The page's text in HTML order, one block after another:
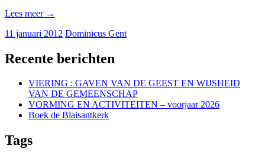
Lees meer →
11 januari 2012 Dominicus Gent
Recente berichten
VIERING : GAVEN VAN DE GEEST EN WIJSHEID
VAN DE GEMEENSCHAP
VORMING EN ACTIVITEITEN – voorjaar 2026
Boek de Blaisantkerk
Tags